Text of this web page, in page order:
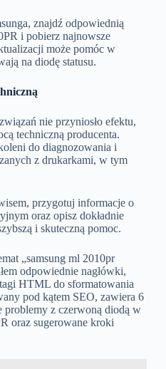
znajdź odpowiednią
i pobierz najnowsze
może pomóc w
na diodę statusu.
nie przyniosło efektu,
techniczną producenta.
do diagnozowania i
z drukarkami, w tym
przygotuj informacje o
oraz opisz dokładnie
i skuteczną pomoc.
„samsung ml 2010pr
odpowiednie nagłówki,
HTML do sformatowania
pod kątem SEO, zawiera 6
problemy z czerwoną diodą w
oraz sugerowane kroki